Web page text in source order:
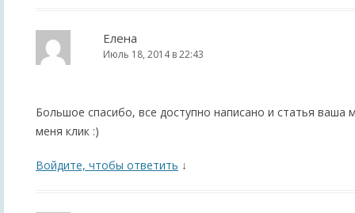
Елена
Июль 18, 2014 в 22:43
Большое спасибо, все доступно написано и статья ваша
меня клик :)
Войдите, чтобы ответить ↓